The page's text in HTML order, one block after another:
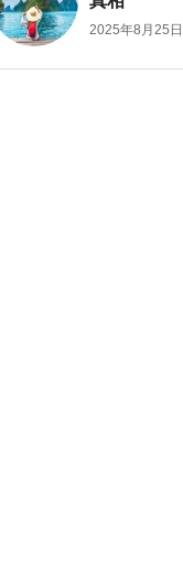
2025年8月25日